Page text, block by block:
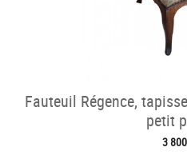
Fauteuil Régence,
petit
3